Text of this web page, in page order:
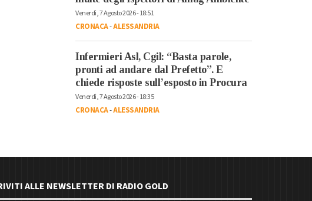
Venerdì, 7 Agosto 2026 - 18:51
CRONACA-ALESSANDRIA
Infermieri Asl, Cgil: “Basta parole,
pronti ad andare dal Prefetto”. E
chiede risposte sull’esposto in Procura
Venerdì, 7 Agosto 2026 - 18:35
CRONACA-ALESSANDRIA
ALLE NEWSLETTER DI RADIO GOLD